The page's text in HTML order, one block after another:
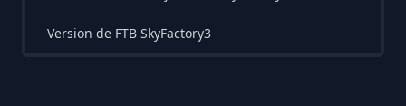
Version de FTB SkyFactory3